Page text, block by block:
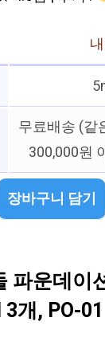
무료배송 (같
300,000원
장바구니 담기
파운데이
개, PO-01